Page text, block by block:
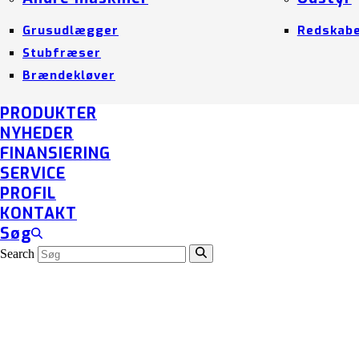
Grusudlægger
Stubfræser
Brændekløver
PRODUKTER
NYHEDER
FINANSIERING
SERVICE
PROFIL
KONTAKT
Søg
Search